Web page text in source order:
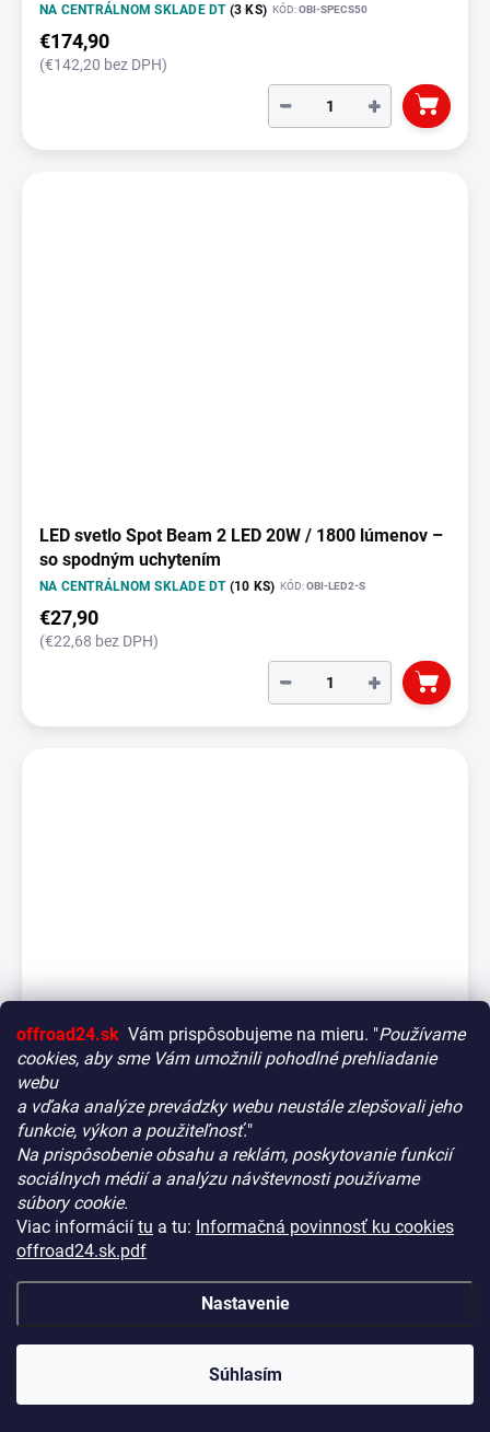
offroad24.sk Vám prispôsobujeme na mieru. "Používame
cookies, aby sme Vám umožnili pohodlné prehliadanie
webu
a vďaka analýze prevádzky webu neustále zlepšovali jeho
funkcie, výkon a použiteľnosť."
Na prispôsobenie obsahu a reklám, poskytovanie funkcií
sociálnych médií a analýzu návštevnosti používame
súbory cookie.
Viac informácií tu a tu: Informačná povinnosť ku cookies
offroad24.sk.pdf
Nastavenie
Súhlasím
Vitajte! Aby bolo hľadanie tých správnych dielov pre vaše
vozidlo čo najrýchlejšie a najpresnejšie, máme pre vás
malý tip:
Začnite výberom vášho vozidla– Týmto krokom si
zaistíte, že uvidíte len kompatibilné produkty.
filtre. Použite ich! Ušetria vám kopu času a pomôžu nájsť
presne to, čo hľadáte, behom sekúnd.
NA CENTRÁLNOM SKLADE DT (3 KS) KÓD:OBI-SPECS50
€174,90
(€142,20 bez DPH)
+
−
LED svetlo Spot Beam 2 LED 20W / 1800 lúmenov –
so spodným uchytením
NA CENTRÁLNOM SKLADE DT (10 KS) KÓD:OBI-LED2-S
€27,90
(€22,68 bez DPH)
+
−
Ontap Jerry Can 22L 12V Čierna Prenosná Sprcha
NA DOPYT KÓD:OTP-OTSBLA400
€262,90
(€213,74 bez DPH)
Detail